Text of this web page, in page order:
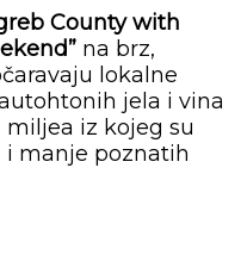
County with
na brz,
lokalne
jela i vina
iz kojeg su
i manje poznatih